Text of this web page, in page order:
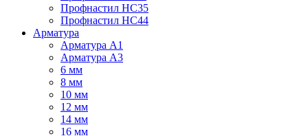
Профнастил НС35
Профнастил НС44
Арматура
Арматура А1
Арматура А3
6 мм
8 мм
10 мм
12 мм
14 мм
16 мм